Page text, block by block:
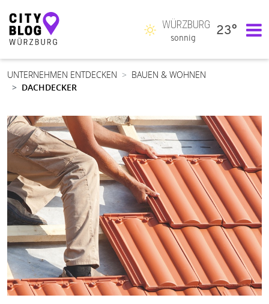
Hauptnavigation
WÜRZBURG
sonnig
23°
UNTERNEHMEN ENTDECKEN
BAUEN & WOHNEN
DACHDECKER